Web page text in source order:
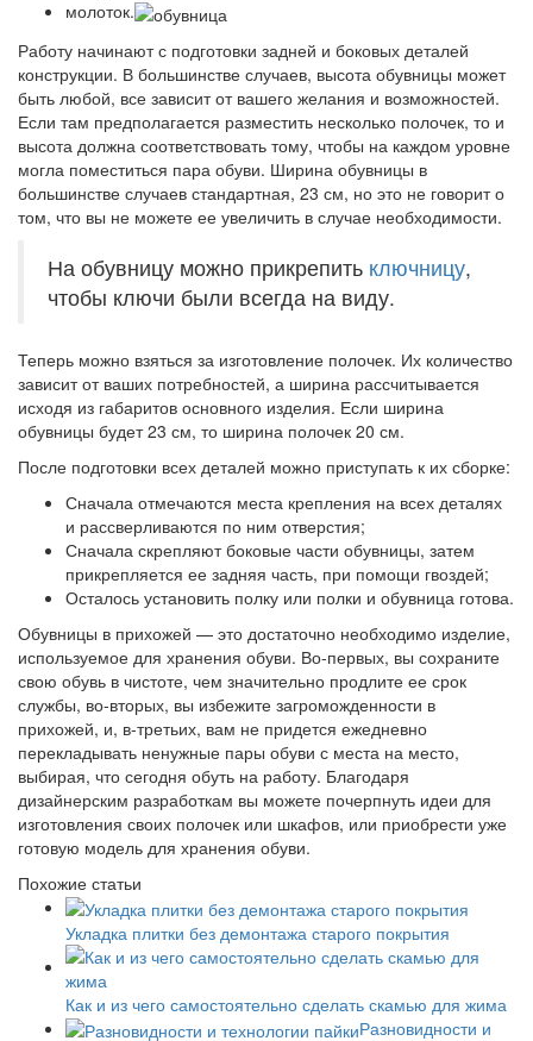
молоток.
Работу начинают с подготовки задней и боковых деталей
конструкции. В большинстве случаев, высота обувницы может
быть любой, все зависит от вашего желания и возможностей.
Если там предполагается разместить несколько полочек, то и
высота должна соответствовать тому, чтобы на каждом уровне
могла поместиться пара обуви. Ширина обувницы в
большинстве случаев стандартная, 23 см, но это не говорит о
том, что вы не можете ее увеличить в случае необходимости.
На обувницу можно прикрепить ключницу,
чтобы ключи были всегда на виду.
Теперь можно взяться за изготовление полочек. Их количество
зависит от ваших потребностей, а ширина рассчитывается
исходя из габаритов основного изделия. Если ширина
обувницы будет 23 см, то ширина полочек 20 см.
После подготовки всех деталей можно приступать к их сборке:
Сначала отмечаются места крепления на всех деталях
и рассверливаются по ним отверстия;
Сначала скрепляют боковые части обувницы, затем
прикрепляется ее задняя часть, при помощи гвоздей;
Осталось установить полку или полки и обувница готова.
Обувницы в прихожей — это достаточно необходимо изделие,
используемое для хранения обуви. Во-первых, вы сохраните
свою обувь в чистоте, чем значительно продлите ее срок
службы, во-вторых, вы избежите загроможденности в
прихожей, и, в-третьих, вам не придется ежедневно
перекладывать ненужные пары обуви с места на место,
выбирая, что сегодня обуть на работу. Благодаря
дизайнерским разработкам вы можете почерпнуть идеи для
изготовления своих полочек или шкафов, или приобрести уже
готовую модель для хранения обуви.
Похожие статьи
Укладка плитки без демонтажа старого покрытия
Как и из чего самостоятельно сделать скамью для жима
Разновидности и